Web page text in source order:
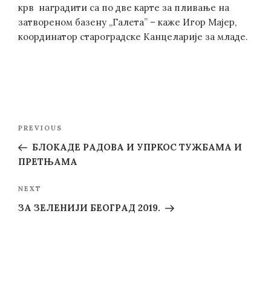
крв наградити са по две карте за пливање на
затвореном базену „Галета” – каже Игор Мајер,
координатор староградске Канцеларије за младе.
Post
Previous
Post
PREVIOUS
БЛОКАДЕ РАДОВА И УПРКОС ТУЖБАМА И
ПРЕТЊАМА
Next
Post
NEXT
ЗА ЗЕЛЕНИЈИ БЕОГРАД 2019.